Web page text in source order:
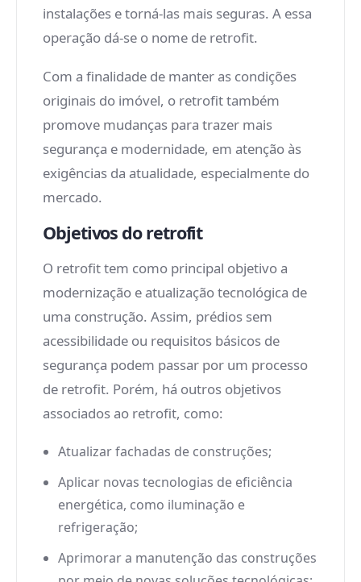
instalações e torná-las mais seguras. A essa
operação dá-se o nome de retrofit.
Com a finalidade de manter as condições
originais do imóvel, o retrofit também
promove mudanças para trazer mais
segurança e modernidade, em atenção às
exigências da atualidade, especialmente do
mercado.
Objetivos do retrofit
O retrofit tem como principal objetivo a
modernização e atualização tecnológica de
uma construção. Assim, prédios sem
acessibilidade ou requisitos básicos de
segurança podem passar por um processo
de retrofit. Porém, há outros objetivos
associados ao retrofit, como:
Atualizar fachadas de construções;
Aplicar novas tecnologias de eficiência
energética, como iluminação e
refrigeração;
Aprimorar a manutenção das construções